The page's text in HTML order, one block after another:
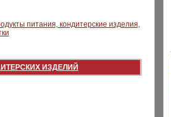
ИЗДЕЛИЙ